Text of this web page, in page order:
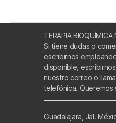
TERAPIA BIOQUÍMICA
Si tiene dudas o
escribirnos
disponible,
nuestro correo o
telefónica. Queremos
Guadalajara, Jal.